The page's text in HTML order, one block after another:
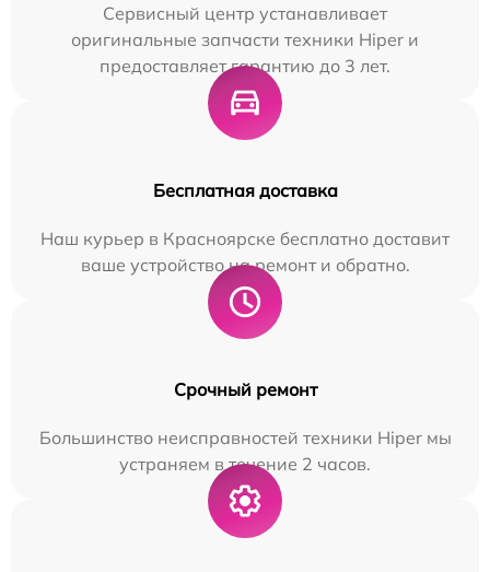
Сервисный центр устанавливает
оригинальные запчасти техники Hiper и
предоставляет гарантию до 3 лет.
Бесплатная доставка
Наш курьер в Красноярске бесплатно доставит
ваше устройство на ремонт и обратно.
Срочный ремонт
Большинство неисправностей техники Hiper мы
устраняем в течение 2 часов.